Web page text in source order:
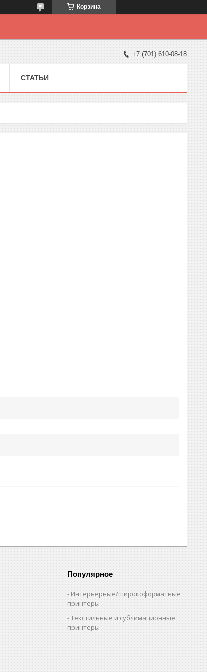
Корзина
+7 (701) 610-08-18
СТАТЬИ
Популярное
Интерьерные/широкоформатные
принтеры
Текстильные и сублимационные
принтеры